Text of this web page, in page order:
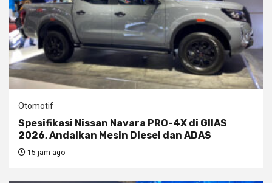
Otomotif
Spesifikasi Nissan Navara PRO-4X di GIIAS
2026, Andalkan Mesin Diesel dan ADAS
15 jam ago